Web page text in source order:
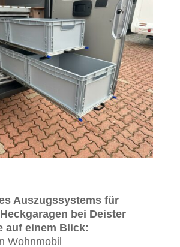
Auszugssystems für
bei Deister
auf einem Blick:
Wohnmobil